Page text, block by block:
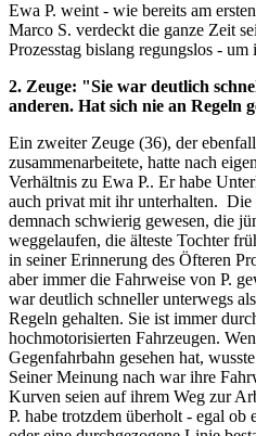
Ewa P. weint - wie bereits am
Marco S. verdeckt die ganze Zeit
Prozesstag bislang regungslos -
2. Zeuge: "Sie war deutlich
anderen. Hat sich nie an Regeln
Ein zweiter Zeuge (36), der
zusammenarbeitete, hatte nach
Verhältnis zu Ewa P.. Er habe
auch privat mit ihr unterhalten. Die
demnach schwierig gewesen, die
weggelaufen, die älteste Tochter
in seiner Erinnerung des Öfteren
aber immer die Fahrweise von P.
war deutlich schneller unterwegs
Regeln gehalten. Sie ist immer
hochmotorisierten Fahrzeugen.
Gegenfahrbahn gesehen hat,
Seiner Meinung nach war ihre
Kurven seien auf ihrem Weg zur
P. habe trotzdem überholt - egal